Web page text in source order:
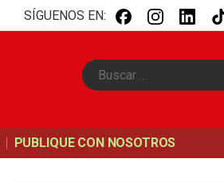
SÍGUENOS EN:
PUBLIQUE CON NOSOTROS